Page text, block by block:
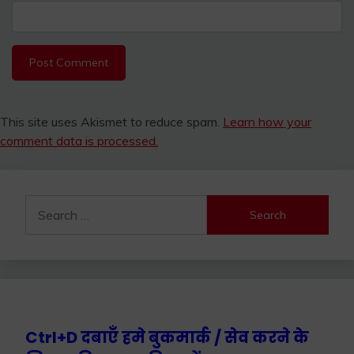
This site uses Akismet to reduce spam. Learn how your
comment data is processed.
for:
Ctrl+D दबाएँ हमे बुकमार्क / सेव करने के